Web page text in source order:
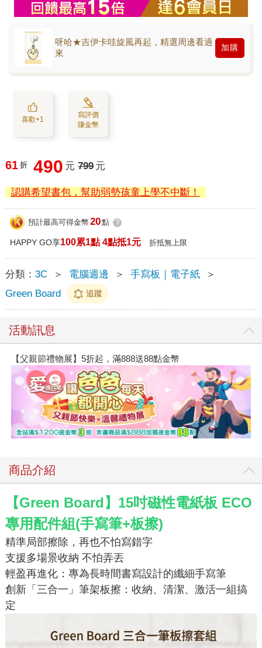
呀哈★吉伊卡哇旋風再起，精選周邊看過
來
加購
喜歡+1
寫評價
賺金幣
61 折 490 元 799 元
認購希望書包，幫助弱勢孩童上學不中斷！
預計最高可得金幣 20點 ?
HAPPY GO享100累1點 4點抵1元 折抵無上限
分類： 3C ＞ 電腦週邊 ＞ 手寫板｜電子紙
＞
Green Board
追蹤
活動訊息
【父親節禮物展】5折起，滿888送88點金幣
商品介紹
【Green Board】15吋磁性電紙板 ECO
專用配件組(手寫筆+板擦)
精準局部擦除，再也不怕寫錯字
支援多場景收納 不怕弄丟
輕盈再進化：專為長時間書寫設計的纖細手寫筆
創新「三合一」筆架板擦：收納、清潔、激活一組搞
定